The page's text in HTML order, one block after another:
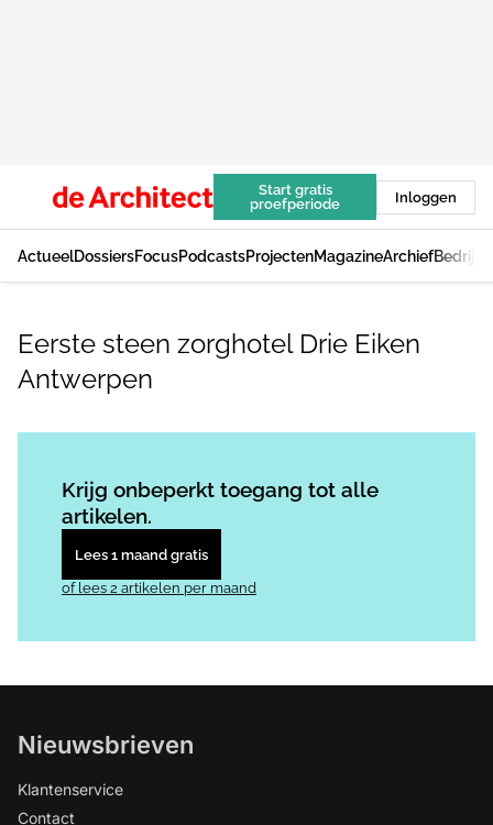
Start gratis
proefperiode
Inloggen
ActueelDossiersFocusPodcastsProjectenMagazineArchief
Eerste steen zorghotel Drie Eiken
Antwerpen
Krijg onbeperkt toegang tot alle
artikelen.
Lees 1 maand gratis
of lees 2 artikelen per maand
Nieuwsbrieven
Klantenservice
Contact